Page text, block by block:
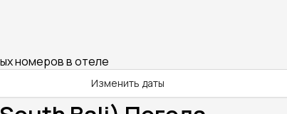
номеров в отеле
Изменить даты